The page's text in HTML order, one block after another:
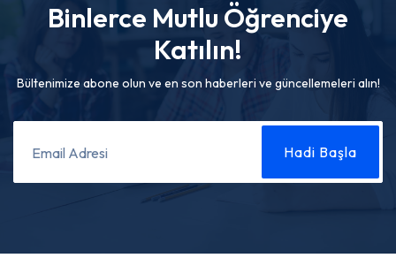
Binlerce Mutlu Öğrenciye
Katılın!
Bültenimize abone olun ve en son haberleri ve güncellemeleri alın!